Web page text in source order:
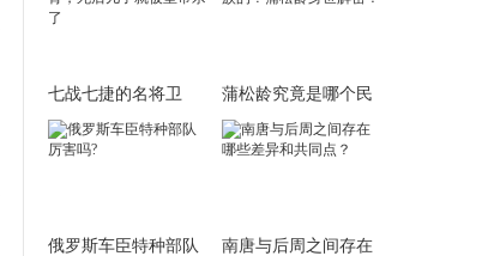
七战七捷的名将卫
青，死后儿子就被皇
蒲松龄究竟是哪个民
族的？蒲松龄身世
俄罗斯车臣特种部队
南唐与后周之间存在